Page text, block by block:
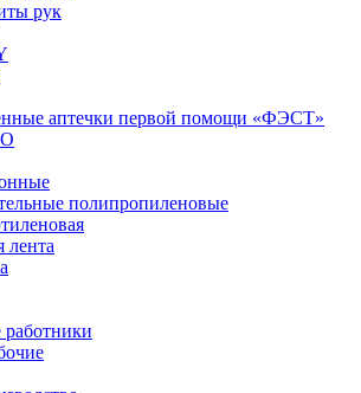
рук
аптечки первой помощи «ФЭСТ»
полипропиленовые
лента